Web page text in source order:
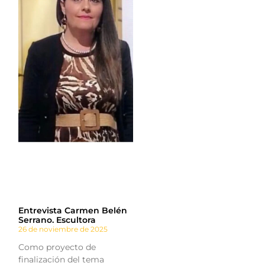
Entrevista Carmen Belén
Serrano. Escultora
26 de noviembre de 2025
Como proyecto de
finalización del tema